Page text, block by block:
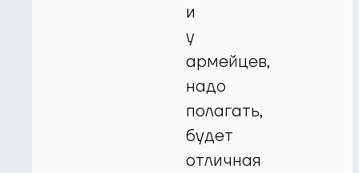
и
у
армейцев,
надо
полагать,
будет
отличная